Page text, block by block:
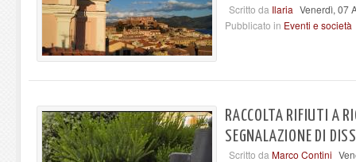
Scritto da Ilaria Venerdì, 07
Pubblicato in Eventi e società
RACCOLTA RIFIUTI A
SEGNALAZIONE DI
Scritto da Marco Contini